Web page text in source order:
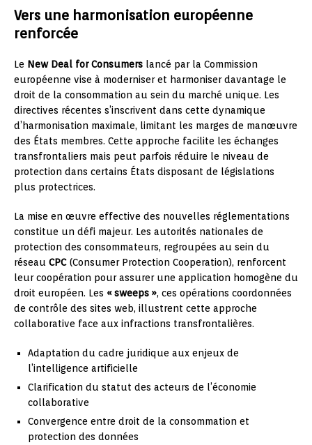
Vers une harmonisation européenne
renforcée
Le New Deal for Consumers lancé par la Commission
européenne vise à moderniser et harmoniser davantage le
droit de la consommation au sein du marché unique. Les
directives récentes s’inscrivent dans cette dynamique
d’harmonisation maximale, limitant les marges de manœuvre
des États membres. Cette approche facilite les échanges
transfrontaliers mais peut parfois réduire le niveau de
protection dans certains États disposant de législations
plus protectrices.
La mise en œuvre effective des nouvelles réglementations
constitue un défi majeur. Les autorités nationales de
protection des consommateurs, regroupées au sein du
réseau CPC(Consumer Protection Cooperation), renforcent
leur coopération pour assurer une application homogène du
droit européen. Les « sweeps », ces opérations coordonnées
de contrôle des sites web, illustrent cette approche
collaborative face aux infractions transfrontalières.
Adaptation du cadre juridique aux enjeux de
l’intelligence artificielle
Clarification du statut des acteurs de l’économie
collaborative
Convergence entre droit de la consommation et
protection des données